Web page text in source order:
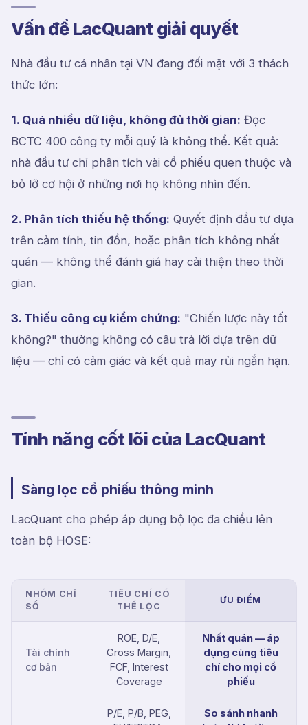
Vấn đề LacQuant giải quyết
Nhà đầu tư cá nhân tại VN đang đối mặt với 3 thách
thức lớn:
1. Quá nhiều dữ liệu, không đủ thời gian: Đọc
BCTC 400 công ty mỗi quý là không thể. Kết quả:
nhà đầu tư chỉ phân tích vài cổ phiếu quen thuộc và
bỏ lỡ cơ hội ở những nơi họ không nhìn đến.
2. Phân tích thiếu hệ thống: Quyết định đầu tư dựa
trên cảm tính, tin đồn, hoặc phân tích không nhất
quán — không thể đánh giá hay cải thiện theo thời
gian.
3. Thiếu công cụ kiểm chứng: "Chiến lược này tốt
không?" thường không có câu trả lời dựa trên dữ
liệu — chỉ có cảm giác và kết quả may rủi ngắn hạn.
Tính năng cốt lõi của LacQuant
Sàng lọc cổ phiếu thông minh
LacQuant cho phép áp dụng bộ lọc đa chiều lên
toàn bộ HOSE:
NHÓM CHỈ
SỐ
TIÊU CHÍ CÓ
THỂ LỌC
ƯU ĐIỂM
Tài chính
cơ bản
ROE, D/E,
Gross Margin,
FCF, Interest
Coverage
Nhất quán — áp
dụng cùng tiêu
chí cho mọi cổ
phiếu
P/E, P/B, PEG,
So sánh nhanh